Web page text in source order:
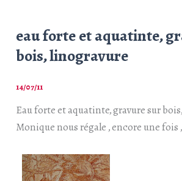
eau forte et aquatinte,
bois, linogravure
14/07/11
Eau forte et aquatinte, gravure sur
Monique nous régale , encore une fois